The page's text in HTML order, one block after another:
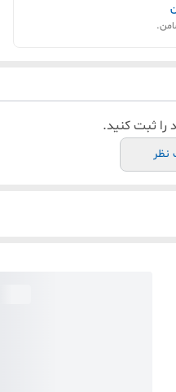
را ثبت کنید.
نظر